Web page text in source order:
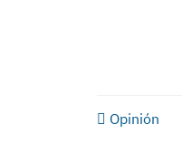
Opinión